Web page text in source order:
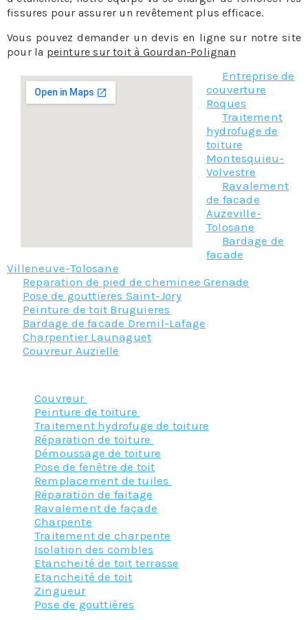
fissures pour assurer un revêtement plus efficace.
Vous pouvez demander un devis en ligne sur notre site
pour la peinture sur toit à Gourdan-Polignan
Entreprise de
couverture
Roques
Traitement
hydrofuge de
toiture
Montesquieu-
Volvestre
Ravalement
de facade
Auzeville-
Tolosane
Bardage de
facade
Villeneuve-Tolosane
Reparation de pied de cheminee Grenade
Pose de gouttieres Saint-Jory
Peinture de toit Bruguieres
Bardage de facade Dremil-Lafage
Charpentier Launaguet
Couvreur Auzielle
Couvreur
Peinture de toiture
Traitement hydrofuge de toiture
Réparation de toiture
Démoussage de toiture
Pose de fenêtre de toit
Remplacement de tuiles
Réparation de faitage
Ravalement de façade
Charpente
Traitement de charpente
Isolation des combles
Etancheité de toit terrasse
Etancheité de toit
Zingueur
Pose de gouttières